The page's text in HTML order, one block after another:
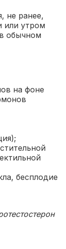
не ранее,
или утром
обычном
на фоне
бесплодие